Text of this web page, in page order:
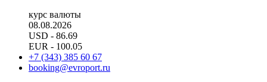
курс валюты
08.08.2026
USD - 86.69
EUR - 100.05
+7 (343) 385 60 67
booking@evroport.ru